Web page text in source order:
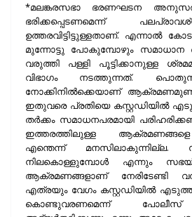
*മലങ്കരസഭാ ഭരണഘടന
ഭരിക്കപ്പെടണമെന്ന്
ഉത്തരവിട്ടിട്ടുള്ളതാണ്. എന്നാല്‍
മുന്നോട്ടു പോകുമ്പോഴും സമാധാന
വരുത്തി പള്ളി പൂട്ടിക്കാനുള്ള
വിഭാഗം നടത്തുന്നത്.
നോക്കിനില്‍ക്കെയാണ്
ഇതുവരെ പ്രതിയെ കസ്റ്റഡിയില്‍
തര്‍ക്കം സമാധനപരമായി
ഇത്തരത്തിലുള്ള
എന്തെന്ന് മനസിലാകുന്നില്ല.
നിലകൊള്ളുമ്പോള്‍ എന്നും
ആക്രമണങ്ങളാണ് നേരിടേണ്ടി
എത്രയും വേഗം കസ്റ്റഡിയില്‍
കൊണ്ടുവരണമെന്ന് പോലീസ്